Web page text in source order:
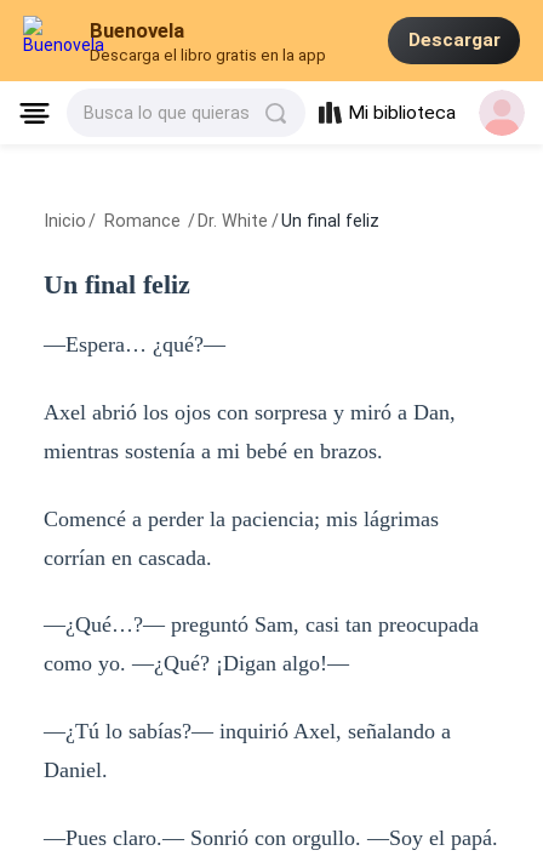
Buenovela
Descarga el libro gratis en la app
Descargar
Busca lo que quieras Mi biblioteca
Inicio / Romance / Dr. White /Un final feliz
Un final feliz
—Espera… ¿qué?—
Axel abrió los ojos con sorpresa y miró a Dan,
mientras sostenía a mi bebé en brazos.
Comencé a perder la paciencia; mis lágrimas
corrían en cascada.
—¿Qué…?— preguntó Sam, casi tan preocupada
como yo. —¿Qué? ¡Digan algo!—
—¿Tú lo sabías?— inquirió Axel, señalando a
Daniel.
—Pues claro.— Sonrió con orgullo. —Soy el papá.